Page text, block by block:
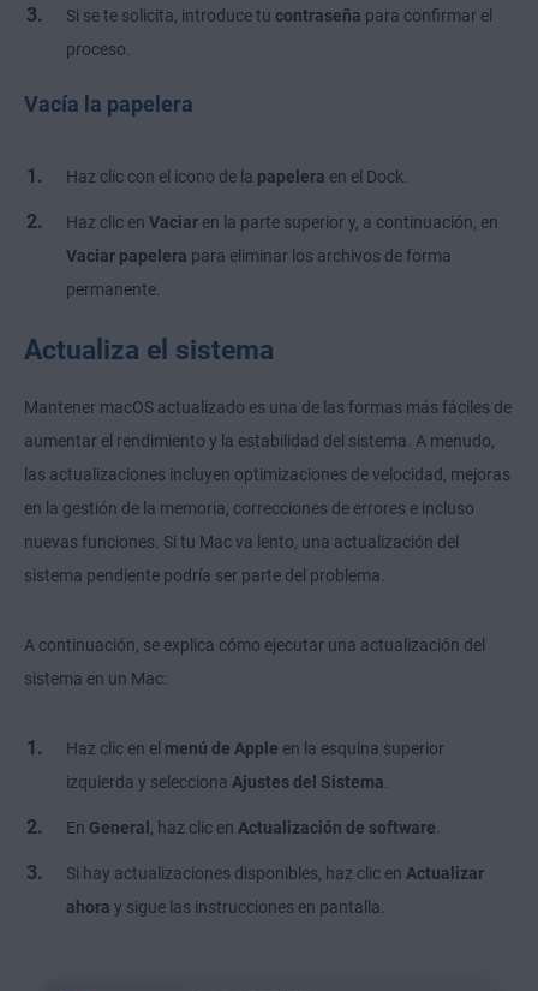
Si se te solicita, introduce tu contraseña para confirmar el
proceso.
Vacía la papelera
Haz clic con el icono de la papelera en el Dock.
Haz clic en Vaciar en la parte superior y, a continuación, en
Vaciar papelera para eliminar los archivos de forma
permanente.
Actualiza el sistema
Mantener macOS actualizado es una de las formas más fáciles de
aumentar el rendimiento y la estabilidad del sistema. A menudo,
las actualizaciones incluyen optimizaciones de velocidad, mejoras
en la gestión de la memoria, correcciones de errores e incluso
nuevas funciones. Si tu Mac va lento, una actualización del
sistema pendiente podría ser parte del problema.
A continuación, se explica cómo ejecutar una actualización del
sistema en un Mac:
Haz clic en el menú de Apple en la esquina superior
izquierda y selecciona Ajustes del Sistema
En General , haz clic en Actualización de software.
Si hay actualizaciones disponibles, haz clic en Actualizar
ahora y sigue las instrucciones en pantalla.